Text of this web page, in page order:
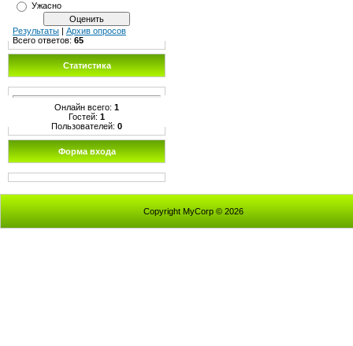
Ужасно
Результаты | Архив опросов
Всего ответов: 65
Статистика
Онлайн всего: 1
Гостей: 1
Пользователей: 0
Форма входа
Copyright MyCorp © 2026